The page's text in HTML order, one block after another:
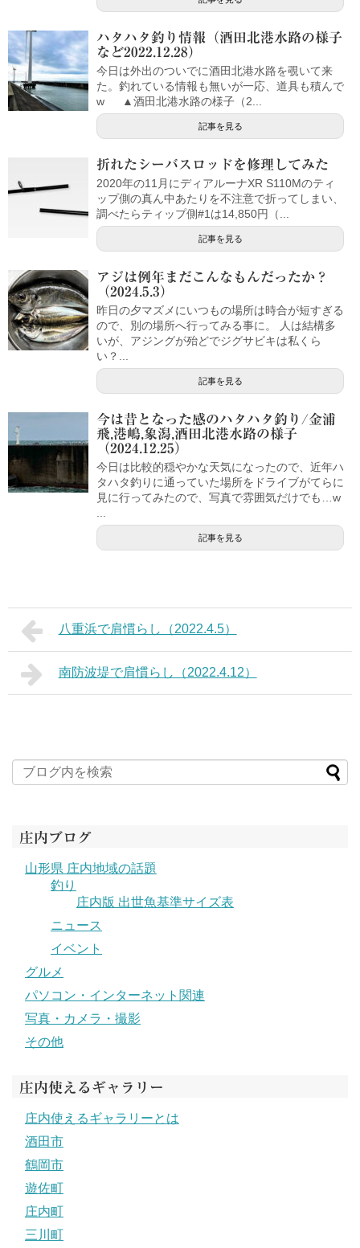
ハタハタ釣り情報（酒田北港水路の様子
など2022.12.28）
今日は外出のついでに酒田北港水路を覗いて来
た。釣れている情報も無いが一応、道具も積んで
w ▲酒田北港水路の様子（2...
記事を見る
折れたシーバスロッドを修理してみた
2020年の11月にディアルーナXR S110Mのティ
ップ側の真ん中あたりを不注意で折ってしまい、
調べたらティップ側#1は14,850円（...
記事を見る
アジは例年まだこんなもんだったか？
（2024.5.3）
昨日の夕マズメにいつもの場所は時合が短すぎる
ので、別の場所へ行ってみる事に。 人は結構多
いが、アジングが殆どでジグサビキは私くら
い？...
記事を見る
今は昔となった感のハタハタ釣り/金浦
飛,港嶋,象潟,酒田北港水路の様子
（2024.12.25）
今日は比較的穏やかな天気になったので、近年ハ
タハタ釣りに通っていた場所をドライブがてらに
見に行ってみたので、写真で雰囲気だけでも…w
記事を見る
八重浜で肩慣らし（2022.4.5）
南防波堤で肩慣らし（2022.4.12）
庄内ブログ
山形県 庄内地域の話題
釣り
庄内版 出世魚基準サイズ表
ニュース
イベント
グルメ
パソコン・インターネット関連
写真・カメラ・撮影
その他
庄内使えるギャラリー
庄内使えるギャラリーとは
酒田市
鶴岡市
遊佐町
庄内町
三川町